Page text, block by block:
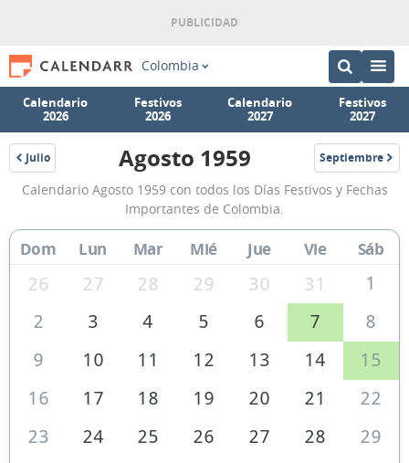
Colombia
Calendario
2026
Festivos
2026
Calendario
2027
Festivos
2027
Julio
1959
Calendario
Agosto
1959
de
Colombia
Agosto 1959 Septiembre
1959
Calendario Agosto 1959 con todos los Días Festivos y Fechas
Importantes de Colombia.
Dom Lun Mar Mié Jue Vie Sáb
26 27 28 29 30 31
1
2
3 4 5 6 7
8
9
10 11 12 13 14
15
16
17 18 19 20 21
22
23
24 25 26 27 28
29